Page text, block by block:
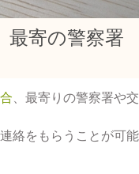
寄の警察署
、最寄りの警察署や交
絡をもらうことが可能